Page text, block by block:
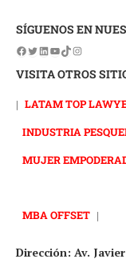
SÍGUENOS EN
VISITA OTROS
| LATAM TOP
INDUSTRIA
MUJER
MBA OFFSET |
Dirección: Av.